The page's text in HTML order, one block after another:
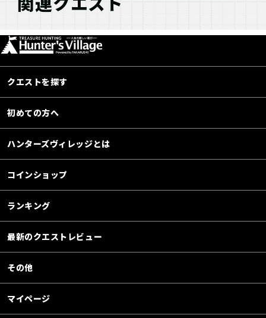
クエストを探す
初めての方へ
ハンターズヴィレッジとは
コインショップ
ランキング
最新のクエストレビュー
その他
マイページ